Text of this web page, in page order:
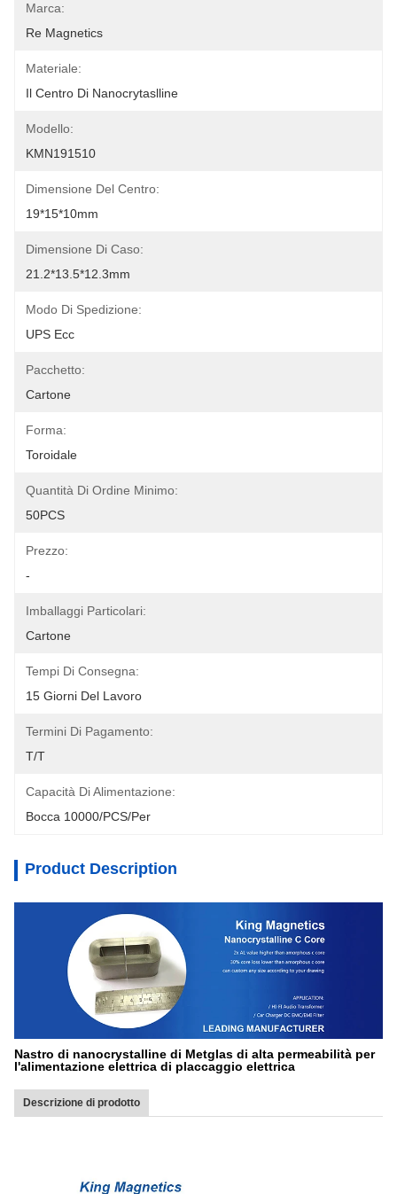
Marca:
Re Magnetics
Materiale:
Il Centro Di Nanocrytaslline
Modello:
KMN191510
Dimensione Del Centro:
19*15*10mm
Dimensione Di Caso:
21.2*13.5*12.3mm
Modo Di Spedizione:
UPS Ecc
Pacchetto:
Cartone
Forma:
Toroidale
Quantità Di Ordine Minimo:
50PCS
Prezzo:
-
Imballaggi Particolari:
Cartone
Tempi Di Consegna:
15 Giorni Del Lavoro
Termini Di Pagamento:
T/T
Capacità Di Alimentazione:
Bocca 10000/PCS/Per
Product Description
Nastro di nanocrystalline di Metglas di alta permeabilità per
l'alimentazione elettrica di placcaggio elettrica
Descrizione di prodotto